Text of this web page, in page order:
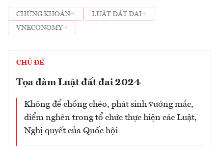
CHỨNG KHOÁN
LUẬT ĐẤT ĐAI
VNECONOMY
CHỦ ĐỀ
Tọa đàm Luật đất đai 2024
Không để chồng chéo, phát sinh vướng mắc,
điểm nghẽn trong tổ chức thực hiện các Luật,
Nghị quyết của Quốc hội